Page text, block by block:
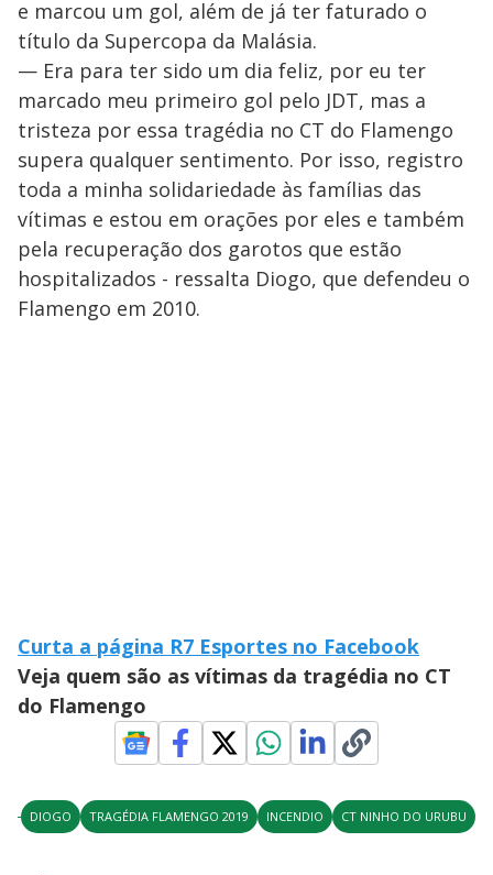
e marcou um gol, além de já ter faturado o
título da Supercopa da Malásia.
— Era para ter sido um dia feliz, por eu ter
marcado meu primeiro gol pelo JDT, mas a
tristeza por essa tragédia no CT do Flamengo
supera qualquer sentimento. Por isso, registro
toda a minha solidariedade às famílias das
vítimas e estou em orações por eles e também
pela recuperação dos garotos que estão
hospitalizados - ressalta Diogo, que defendeu o
Flamengo em 2010.
Curta a página R7 Esportes no Facebook
Veja quem são as vítimas da tragédia no CT
do Flamengo
DIOGO TRAGÉDIA FLAMENGO 2019 INCENDIO CT NINHO DO URUBU